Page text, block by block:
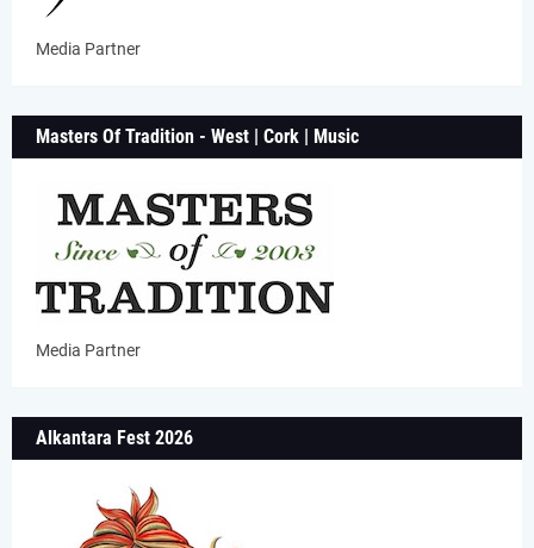
Media Partner
Masters Of Tradition - West | Cork | Music
Media Partner
Alkantara Fest 2026